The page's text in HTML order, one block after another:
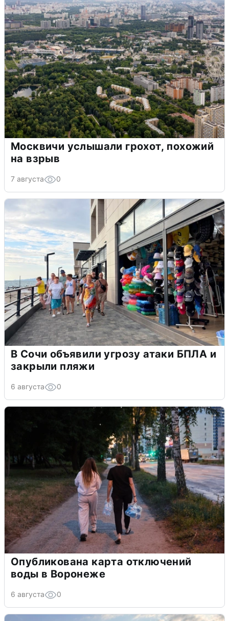
Москвичи услышали грохот, похожий
на взрыв
7 августа 0
В Сочи объявили угрозу атаки БПЛА и
закрыли пляжи
6 августа 0
Опубликована карта отключений
воды в Воронеже
6 августа 0